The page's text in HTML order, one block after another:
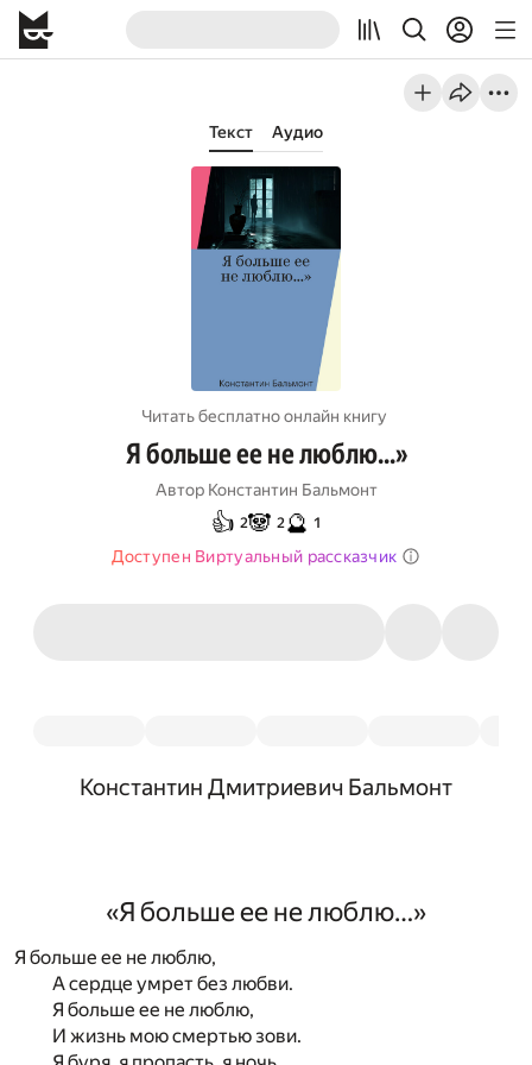
Текст Аудио
Читать бесплатно онлайн книгу
Я больше ее не люблю…»
Автор Константин Бальмонт
👍 2🐼 2🔮 1
Доступен Виртуальный рассказчик
Константин Дмитриевич Бальмонт
«Я больше ее не люблю…»
Я больше ее не люблю,
А сердце умрет без любви.
Я больше ее не люблю,
И жизнь мою смертью зови.